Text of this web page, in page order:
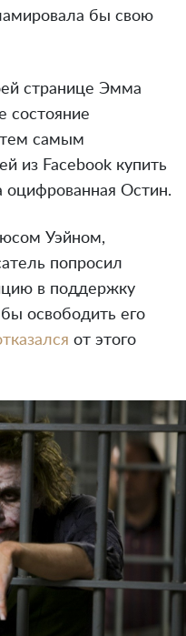
бы свою
странице Эмма
состояние
тем самым
из Facebook купить
оцифрованная Остин.
Уэйном,
попросил
в поддержку
освободить его
от этого